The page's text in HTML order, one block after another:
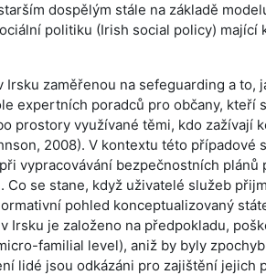
dospělým stále na základě
politiku (Irish social policy) mající
zaměřenou na sefeguarding a to,
expertních poradců pro občany, kteří
prostory využívané těmi, kdo zažívají
2008). V kontextu této případové
vypracovávání bezpečnostních
Co se stane, když uživatelé služeb
pohled konceptualizovaný
Irsku je založeno na předpokladu,
familial level), aniž by byly
lidé jsou odkázáni pro zajištění jejich